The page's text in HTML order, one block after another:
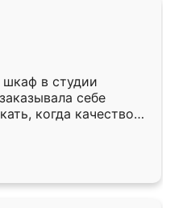
шкаф в студии
себе
когда качеством
кухня уже почти